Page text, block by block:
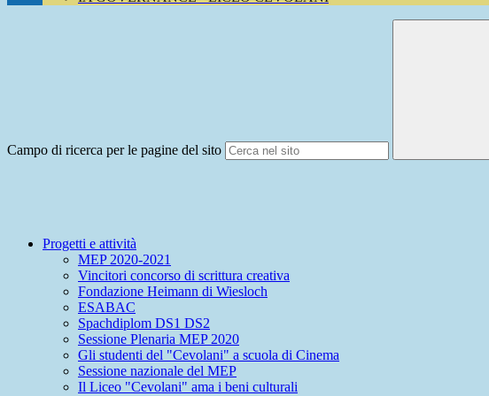
Campo di ricerca per le pagine del sito
Progetti e attività
MEP 2020-2021
Vincitori concorso di scrittura creativa
Fondazione Heimann di Wiesloch
ESABAC
Spachdiplom DS1 DS2
Sessione Plenaria MEP 2020
Gli studenti del "Cevolani" a scuola di Cinema
Sessione nazionale del MEP
Il Liceo "Cevolani" ama i beni culturali